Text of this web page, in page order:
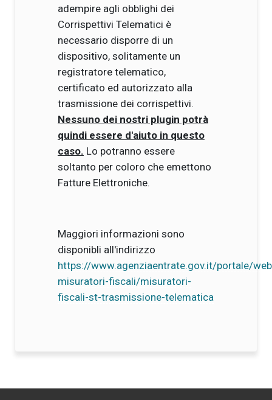
adempire agli obblighi dei
Corrispettivi Telematici è
necessario disporre di un
dispositivo, solitamente un
registratore telematico,
certificato ed autorizzato alla
trasmissione dei corrispettivi.
Nessuno dei nostri plugin potrà
quindi essere d'aiuto in questo
caso. Lo potranno essere
soltanto per coloro che emettono
Fatture Elettroniche.
Maggiori informazioni sono
disponibli all'indirizzo
https://www.agenziaentrate.gov.it/portale/
misuratori-fiscali/misuratori-
fiscali-st-trasmissione-telematica